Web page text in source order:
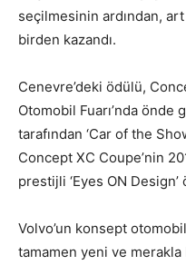
seçilmesinin ardından,
birden kazandı.
Cenevre’deki ödülü,
Otomobil Fuarı’nda
tarafından ‘Car of the
Concept XC Coupe’nin
prestijli ‘Eyes ON
Volvo’un konsept
tamamen yeni ve